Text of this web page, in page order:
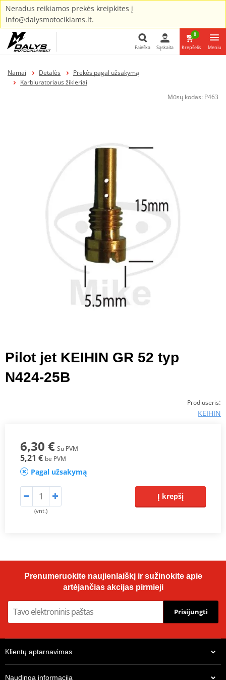
Neradus reikiamos prekės kreipkites į
info@dalysmotociklams.lt.
Paieška Sąskaita
0
Krepšelis Meniu
Namai Detalės
Prekės pagal užsakymą
Karbiuratoriaus žikleriai
Mūsų kodas: P463
Pilot jet KEIHIN GR 52 typ
N424-25B
Prodiuseris:
KEIHIN
6,30 € Su PVM
5,21 € be PVM
Pagal užsakymą
(vnt.)
Į krepšį
Prenumeruokite naujienlaiškį ir sužinokite apie
artėjančias akcijas pirmieji
Prisijungti
Klientų aptarnavimas
Naudinga informacija